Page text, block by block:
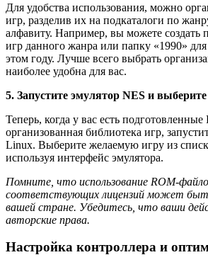
Для удобства использования, можно
игр, разделив их на подкаталоги по
алфавиту. Например, вы можете создать
игр данного жанра или папку «1990»
этом году. Лучше всего выбрать
наиболее удобна для вас.
5. Запустите эмулятор NES и
Теперь, когда у вас есть
организованная библиотека игр,
Linux. Выберите желаемую игру из
используя интерфейс эмулятора.
Помните, что использование ROM-
соответствующих лицензий может
вашей стране. Убедитесь, что ваши
авторские права.
Настройка контроллера и